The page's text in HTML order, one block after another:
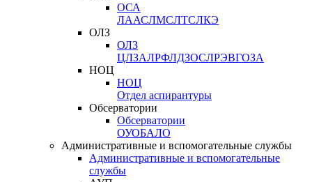
ОСА
ЛААСЛМСЛТСЛКЭ
ОЛЗ
ОЛЗ
ЦЛЗАЛРФЛДЗОСЛРЭВГОЗА
НОЦ
НОЦ
Отдел аспирантуры
Обсерватории
Обсерватории
ОУОБАЛО
Административные и вспомогательные службы
Административные и вспомогательные
службы